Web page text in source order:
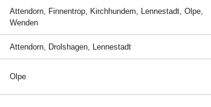
Attendorn, Finnentrop, Kirchhundem, Lennestadt, Olpe,
Wenden
Attendorn, Drolshagen, Lennestadt
Olpe